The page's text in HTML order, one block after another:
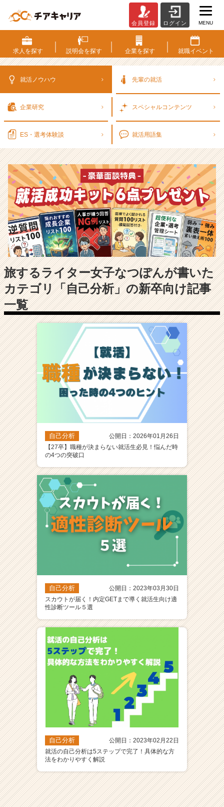
考
対
策・
ウ
ベ
ン
チ
ャ
ー・
成
長
企
業
か
カ
ト
が
届
サ
ト
ア
リ
ア
（C
e
e
r
C
a
r）
会員登録 ログイン MENU
求人を探す 説明会を探す 企業を探す 就職イベント
就活ノウハウ 先輩の就活
企業研究 スペシャルコンテンツ
ES・選考体験談 就活用語集
旅するライター女子なつぽんが書いた
カテゴリ「自己分析」の新卒向け記事
一覧
自己分析
公開日：2026年01月26日
【27卒】職種が決まらない就活生必見！悩んだ時
の4つの突破口
自己分析
公開日：2023年03月30日
スカウトが届く！内定GETまで導く就活生向け適
性診断ツール５選
自己分析
公開日：2023年02月22日
就活の自己分析は5ステップで完了！具体的な方
法をわかりやすく解説